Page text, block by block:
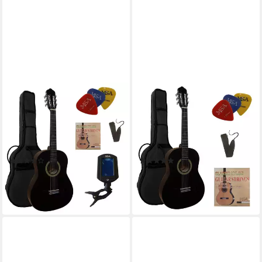
MSA
Konzertgitarre C, 3/4
Konzertgitarre im Set, Classic,
Nylonsaiten, Tasche, Band,
Saiten, 3xPik, Stimmgerät,
Lindenholz(5)
59,99 €
lieferbar - in 3-4 Werktagen bei dir
+1
MSA
Akustikgitarre J,
Konzertgitarre Junior im Set
mit Tasche, Band, Nylonsaiten,
3x Pleks
(7)
49,99 €
lieferbar - in 3-4 Werktagen bei dir